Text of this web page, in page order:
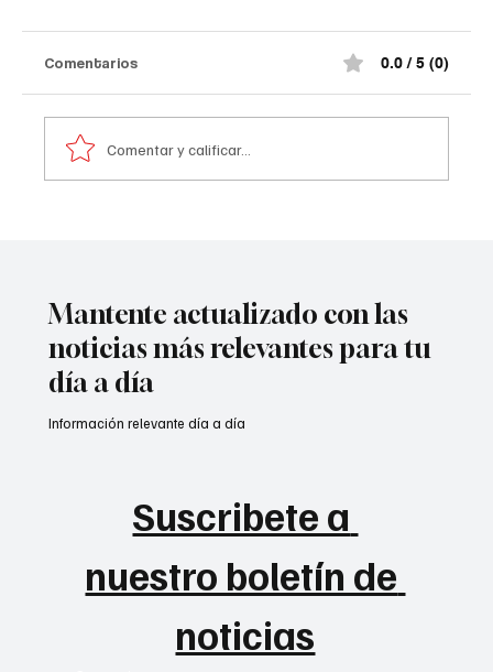
Comentarios 0.0 / 5 (0)
Comentar y calificar...
Mantente actualizado con las
noticias más relevantes para tu
día a día
Suscribete a
nuestro boletín de
noticias
Información relevante día a día